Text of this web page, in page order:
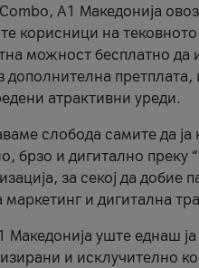
А1 Македонија
корисници на
можност бесплатно
дополнителна
атрактивни уреди.
слобода самите да ја
брзо и дигитално
за секој да добие
и дигитална
Македонија уште еднаш
и исклучително